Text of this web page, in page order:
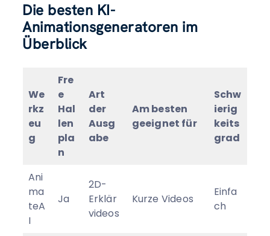
Die besten KI-
Animationsgeneratoren im
Überblick
We
rkz
eu
g
Fre
e
Hal
len
pla
n
Art
der
Ausg
abe
Am besten
geeignet für
Schw
ierig
keits
grad
Ani
ma
teA
I
Ja
2D-
Erklär
videos
Kurze Videos
Einfa
ch